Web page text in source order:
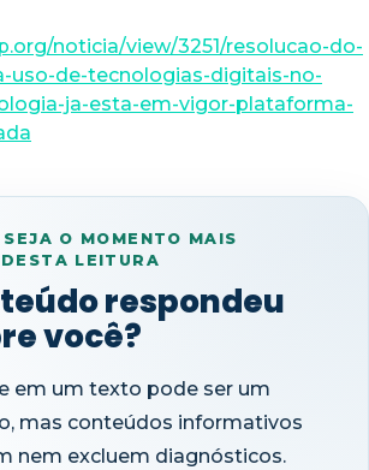
noticia/view/3251/resolucao-do-
uso-de-tecnologias-digitais-no-
ja-esta-em-vigor-plataforma-
O MOMENTO MAIS
LEITURA
respondeu
você?
em um texto pode ser um
mas conteúdos informativos
nem excluem diagnósticos.